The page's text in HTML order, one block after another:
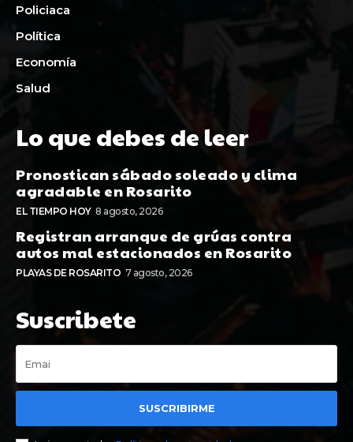
Policiaca
Política
Economía
Salud
Lo que debes de leer
Pronostican sábado soleado y clima
agradable en Rosarito
EL TIEMPO HOY 8 agosto, 2026
Registran arranque de grúas contra
autos mal estacionados en Rosarito
PLAYAS DE ROSARITO 7 agosto, 2026
Suscribete
SUSCRIBIRME